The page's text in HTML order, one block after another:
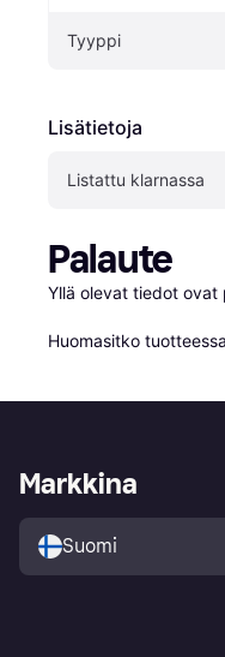
Tyyppi
Lisätietoja
Listattu klarnassa
Palaute
Yllä olevat tiedot ovat
Huomasitko
Markkina
Suomi